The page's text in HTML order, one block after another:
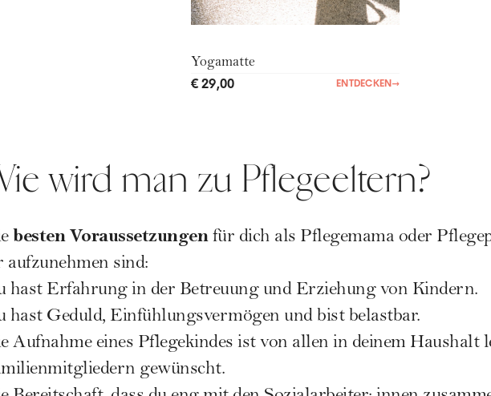
Yogamatte
€ 29,00 ENTDECKEN→
wird man zu Pflegeeltern?
besten Voraussetzungenfür dich als Pflegemama oder
aufzunehmen sind:
hast Erfahrung in der Betreuung und Erziehung von Kindern.
hast Geduld, Einfühlungsvermögen und bist belastbar.
Aufnahme eines Pflegekindes ist von allen in deinem Haushalt
gewünscht.